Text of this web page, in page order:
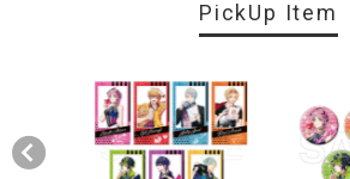
PickUp Item